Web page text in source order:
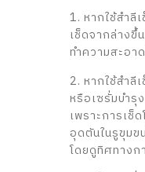
1. หากใช้สำลี
เช็ดจากล่างขึ้
ทำความสะอา
2. หากใช้สำลี
หรือเซรั่มบำรุ
เพราะการเช็
อุดตันในรูขุมข
โดยดูทิศทางก